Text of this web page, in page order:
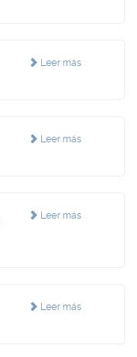
Leer más
Leer más
Leer más
Leer más